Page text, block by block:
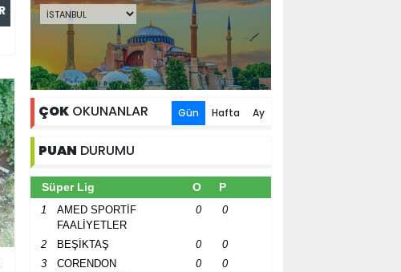
ÇOK OKUNANLAR Gün Hafta Ay
PUAN DURUMU
Süper Lig O P
1
AMED SPORTİF
FAALİYETLER
0 0
2 BEŞİKTAŞ 0
0
3
CORENDON
0 0